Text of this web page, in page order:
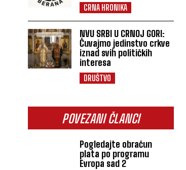
CRNA HRONIKA
NVU SRBI U CRNOJ GORI:
Čuvajmo jedinstvo crkve
iznad svih političkih
interesa
DRUŠTVO
POVEZANI ČLANCI
Pogledajte obračun
plata po programu
Evropa sad 2